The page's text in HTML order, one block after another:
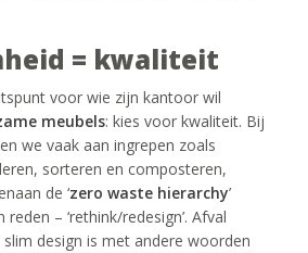
= kwaliteit
voor wie zijn kantoor wil
meubels: kies voor kwaliteit. Bij
we vaak aan ingrepen zoals
sorteren en composteren,
de ‘zero waste hierarchy’
– ‘rethink/redesign’. Afval
design is met andere woorden